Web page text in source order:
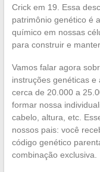
Crick em 19. Essa
patrimônio genético é
químico em nossas
para construir e
Vamos falar agora
instruções genéticas
cerca de 20.000 a
formar nossa
cabelo, altura, etc.
nossos pais: você
código genético
combinação exclusiva.